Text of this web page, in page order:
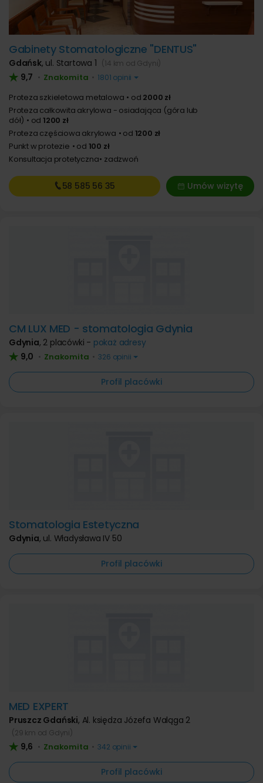
Gabinety Stomatologiczne "DENTUS"
Gdańsk, ul. Startowa 1 (14 km od Gdyni)
9,7 • Znakomita • 1801 opinii
Proteza szkieletowa metalowa od 2000 zł
Proteza całkowita akrylowa - osiadająca (góra lub
dół)
od 1200 zł
Proteza częściowa akrylowa
od 1200 zł
Punkt w protezie
od 100 zł
Konsultacja protetyczna zadzwoń
Umów wizytę
58 585 56 35
CM LUX MED - stomatologia Gdynia
Gdynia, 2 placówki - pokaż adresy
9,0 • Znakomita • 326 opinii
Profil placówki
Stomatologia Estetyczna
Gdynia, ul. Władysława IV 50
Profil placówki
MED EXPERT
Pruszcz Gdański, Al. księdza Józefa Waląga 2
(29 km od Gdyni)
9,6 • Znakomita • 342 opinii
Profil placówki